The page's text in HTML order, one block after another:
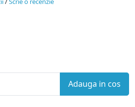
Adauga in cos